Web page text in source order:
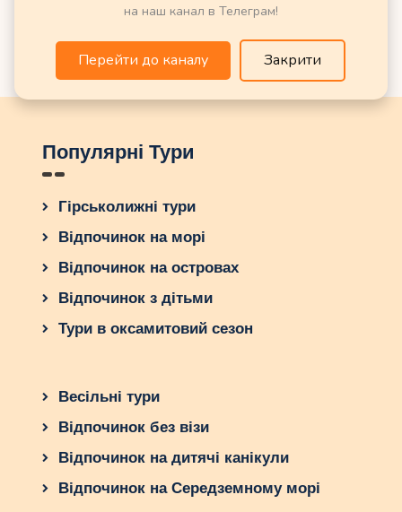
Популярні Тури
Гірськолижні тури
Відпочинок на морі
Відпочинок на островах
Відпочинок з дітьми
Тури в оксамитовий сезон
Весільні тури
Відпочинок без візи
Відпочинок на дитячі канікули
Відпочинок на Середземному морі
на наш канал в Телеграм!
Перейти до каналу Закрити